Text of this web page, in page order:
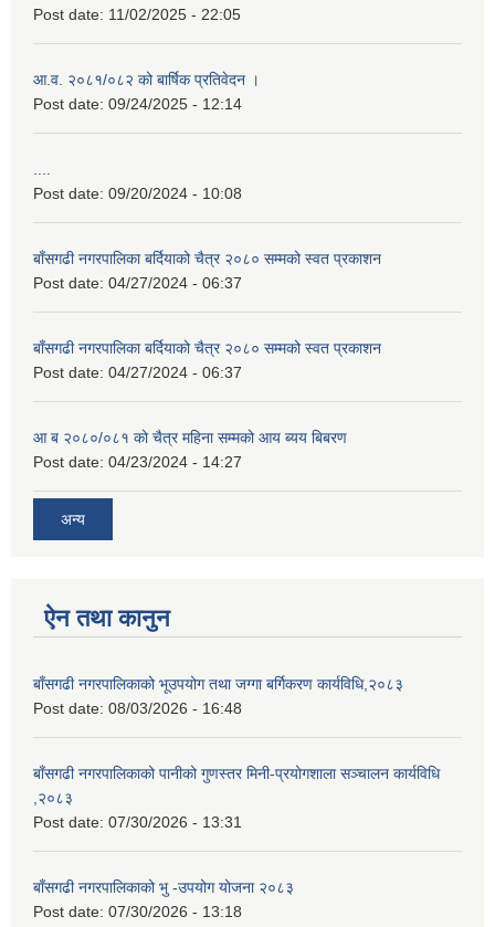
Post date: 11/02/2025 - 22:05
आ.व. २०८१/०८२ को बार्षिक प्रतिवेदन ।
Post date: 09/24/2025 - 12:14
Post date: 09/20/2024 - 10:08
बाँसगढी नगरपालिका बर्दियाको चैत्र २०८० सम्मको स्वत प्रकाशन
Post date: 04/27/2024 - 06:37
बाँसगढी नगरपालिका बर्दियाको चैत्र २०८० सम्मको स्वत प्रकाशन
Post date: 04/27/2024 - 06:37
आ ब २०८०/०८१ को चैत्र महिना सम्मको आय ब्यय बिबरण
Post date: 04/23/2024 - 14:27
अन्य
ऐन तथा कानुन
बाँसगढी नगरपालिकाको भूउपयोग तथा जग्गा बर्गिकरण कार्यविधि,२०८३
Post date: 08/03/2026 - 16:48
बाँसगढी नगरपालिकाको पानीको गुणस्तर मिनी-प्रयोगशाला सञ्चालन कार्यविधि
,२०८३
Post date: 07/30/2026 - 13:31
बाँसगढी नगरपालिकाको भु -उपयोग योजना २०८३
Post date: 07/30/2026 - 13:18